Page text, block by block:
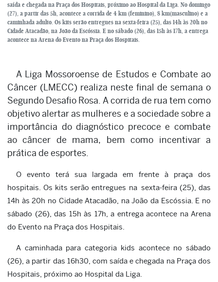
saída e chegada na Praça dos Hospitais, próximo ao Hospital da Liga. No domingo
(27), a partir das 5h, acontece a corrida de 4 km (feminino), 8 km(masculino) e a
caminhada adulto. Os kits serão entregues na sexta-feira (25), das 14h às 20h no
Cidade Atacadão, na João da Escóssia. E no sábado (26), das 15h às 17h, a entrega
acontece na Arena do Evento na Praça dos Hospitais.
A Liga Mossoroense de Estudos e Combate ao
Câncer (LMECC) realiza neste final de semana o
Segundo Desafio Rosa. A corrida de rua tem como
objetivo alertar as mulheres e a sociedade sobre a
importância do diagnóstico precoce e combate
ao câncer de mama, bem como incentivar a
prática de esportes.
O evento terá sua largada em frente à praça dos
hospitais. Os kits serão entregues na sexta-feira (25), das
14h às 20h no Cidade Atacadão, na João da Escóssia. E no
sábado (26), das 15h às 17h, a entrega acontece na Arena
do Evento na Praça dos Hospitais.
A caminhada para categoria kids acontece no sábado
(26), a partir das 16h30, com saída e chegada na Praça dos
Hospitais, próximo ao Hospital da Liga.